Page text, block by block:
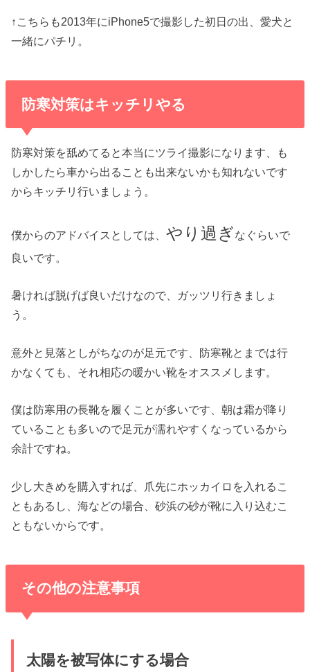
↑こちらも2013年にiPhone5で撮影した初日の出、愛犬と
一緒にパチリ。
防寒対策はキッチリやる
防寒対策を舐めてると本当にツライ撮影になります、も
しかしたら車から出ることも出来ないかも知れないです
からキッチリ行いましょう。
僕からのアドバイスとしては、やり過ぎなぐらいで
良いです。
暑ければ脱げば良いだけなので、ガッツリ行きましょ
う。
意外と見落としがちなのが足元です、防寒靴とまでは行
かなくても、それ相応の暖かい靴をオススメします。
僕は防寒用の長靴を履くことが多いです、朝は霜が降り
ていることも多いので足元が濡れやすくなっているから
余計ですね。
少し大きめを購入すれば、爪先にホッカイロを入れるこ
ともあるし、海などの場合、砂浜の砂が靴に入り込むこ
ともないからです。
その他の注意事項
太陽を被写体にする場合